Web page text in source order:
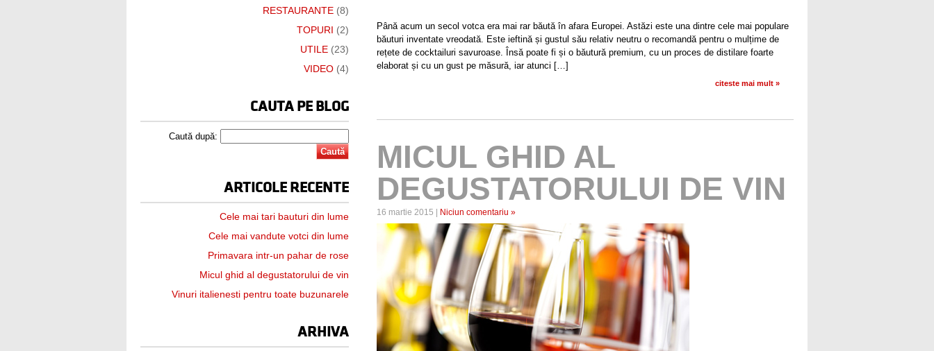
Până acum un secol votca era mai rar băută în afara Europei. Astăzi este una dintre cele mai populare
băuturi inventate vreodată. Este ieftină și gustul său relativ neutru o recomandă pentru o mulțime de
rețete de cocktailuri savuroase. Însă poate fi și o băutură premium, cu un proces de distilare foarte
elaborat și cu un gust pe măsură, iar atunci […]
citeste mai mult »
MICUL GHID AL
DEGUSTATORULUI DE VIN
16 martie 2015 | Niciun comentariu »
RESTAURANTE (8)
TOPURI (2)
UTILE (23)
VIDEO (4)
CAUTA PE BLOG
Caută după:
ARTICOLE RECENTE
Cele mai tari bauturi din lume
Cele mai vandute votci din lume
Primavara intr-un pahar de rose
Micul ghid al degustatorului de vin
Vinuri italienesti pentru toate buzunarele
ARHIVA